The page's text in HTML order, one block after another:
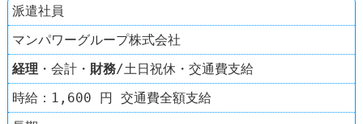
派遣社員
マンパワーグループ株式会社
経理 ・会計・ 財務/土日祝休・交通費支給
時給：1,600 円 交通費全額支給